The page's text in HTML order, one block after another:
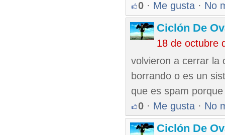
0 · Me gusta · No
Ciclón De
18 de octubre
volvieron a cerrar la
borrando o es un
que es spam
0 · Me gusta · No
Ciclón De